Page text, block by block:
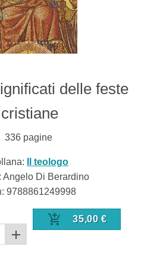
delle feste
cristiane
336pagine
Il teologo
Angelo Di Berardino
9788861249998
35,00 €